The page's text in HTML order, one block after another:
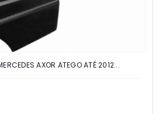
AXOR ATEGO ATÉ 2012...